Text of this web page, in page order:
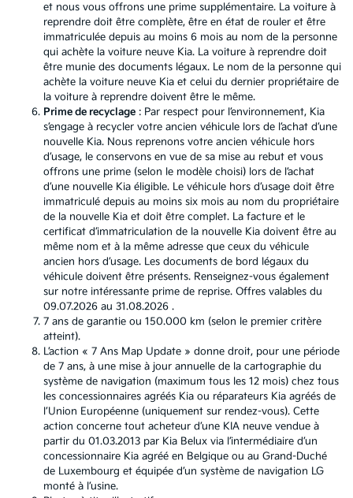
et nous vous offrons une prime supplémentaire. La voiture à
reprendre doit être complète, être en état de rouler et être
immatriculée depuis au moins 6 mois au nom de la personne
qui achète la voiture neuve Kia. La voiture à reprendre doit
être munie des documents légaux. Le nom de la personne qui
achète la voiture neuve Kia et celui du dernier propriétaire de
la voiture à reprendre doivent être le même.
Prime de recyclage : Par respect pour l’environnement, Kia
s’engage à recycler votre ancien véhicule lors de l’achat d’une
nouvelle Kia. Nous reprenons votre ancien véhicule hors
d’usage, le conservons en vue de sa mise au rebut et vous
offrons une prime (selon le modèle choisi) lors de l’achat
d’une nouvelle Kia éligible. Le véhicule hors d’usage doit être
immatriculé depuis au moins six mois au nom du propriétaire
de la nouvelle Kia et doit être complet. La facture et le
certificat d’immatriculation de la nouvelle Kia doivent être au
même nom et à la même adresse que ceux du véhicule
ancien hors d’usage. Les documents de bord légaux du
véhicule doivent être présents. Renseignez-vous également
sur notre intéressante prime de reprise. Offres valables du
09.07.2026 au 31.08.2026 .
7 ans de garantie ou 150.000 km (selon le premier critère
atteint).
L’action « 7 Ans Map Update » donne droit, pour une période
de 7 ans, à une mise à jour annuelle de la cartographie du
système de navigation (maximum tous les 12 mois) chez tous
les concessionnaires agréés Kia ou réparateurs Kia agréés de
l’Union Européenne (uniquement sur rendez-vous). Cette
action concerne tout acheteur d’une KIA neuve vendue à
partir du 01.03.2013 par Kia Belux via l’intermédiaire d’un
concessionnaire Kia agréé en Belgique ou au Grand-Duché
de Luxembourg et équipée d’un système de navigation LG
monté à l’usine.